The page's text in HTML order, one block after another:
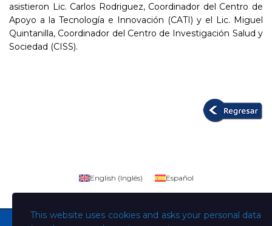
asistieron Lic. Carlos Rodriguez, Coordinador del Centro de
Apoyo a la Tecnología e Innovación (CATI) y el Lic. Miguel
Quintanilla, Coordinador del Centro de Investigación Salud y
Sociedad (CISS).
This website uses cookies and asks your personal data
English (Inglés) Español